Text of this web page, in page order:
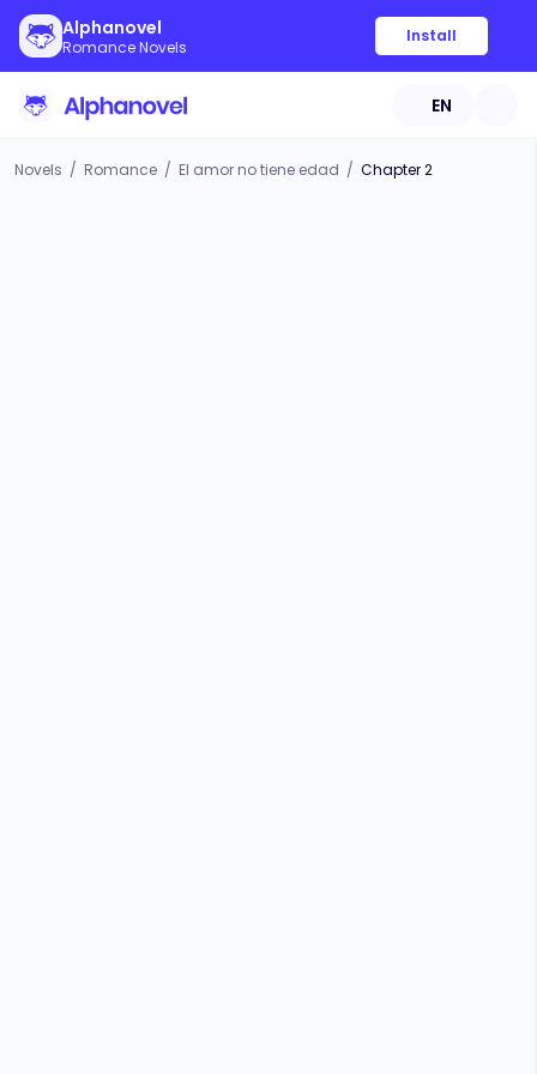
Alphanovel
Romance Novels
Install
EN
Novels / Romance / El amor no tiene edad / Chapter 2